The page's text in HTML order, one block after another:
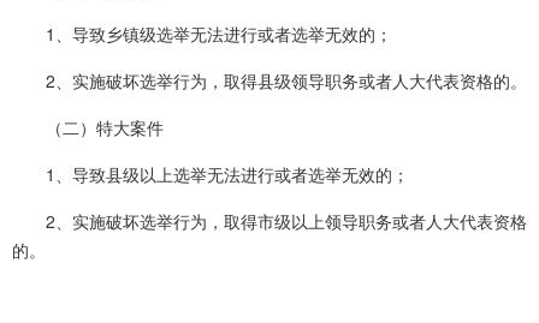
1、导致乡镇级选举无法进行或者选举无效的；
2、实施破坏选举行为，取得县级领导职务或者人大代表资格的。
（二）特大案件
1、导致县级以上选举无法进行或者选举无效的；
2、实施破坏选举行为，取得市级以上领导职务或者人大代表资格
的。